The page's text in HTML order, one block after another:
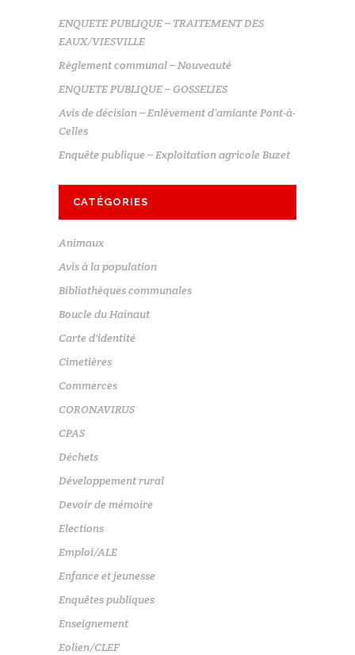
ENQUETE PUBLIQUE – TRAITEMENT DES
EAUX/VIESVILLE
Règlement communal – Nouveauté
ENQUETE PUBLIQUE – GOSSELIES
Avis de décision – Enlèvement d’amiante Pont-à-
Celles
Enquête publique – Exploitation agricole Buzet
CATÉGORIES
Animaux
Avis à la population
Bibliothèques communales
Boucle du Hainaut
Carte d'identité
Cimetières
Commerces
CORONAVIRUS
CPAS
Déchets
Développement rural
Devoir de mémoire
Elections
Emploi/ALE
Enfance et jeunesse
Enquêtes publiques
Enseignement
Eolien/CLEF